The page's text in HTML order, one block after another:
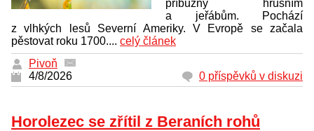
příbuzný hrušním
a jeřábům. Pochází
z vlhkých lesů Severní Ameriky. V Evropě se začala
pěstovat roku 1700.... celý článek
Pivoň
4/8/2026
0 příspěvků v diskuzi
Horolezec se zřítil z Beraních rohů